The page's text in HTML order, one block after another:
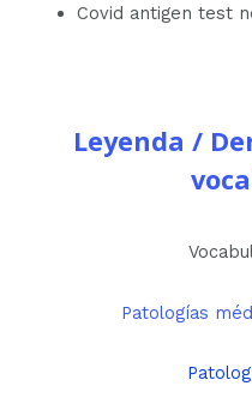
Covid antigen test
Leyenda /
Patologías